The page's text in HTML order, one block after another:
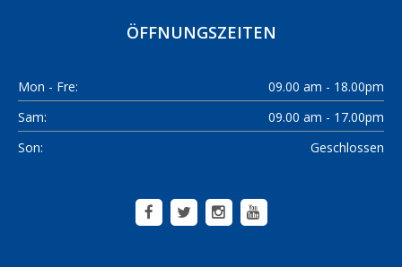
ÖFFNUNGSZEITEN
Mon - Fre:
09.00 am - 18.00pm
Sam:
09.00 am - 17.00pm
Son:
Geschlossen